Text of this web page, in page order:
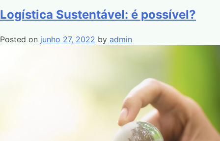
Logística Sustentável: é possível?
Posted on junho 27, 2022 by admin